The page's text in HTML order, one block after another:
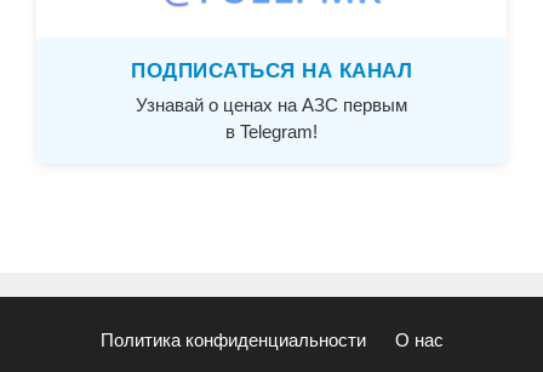
ПОДПИСАТЬСЯ НА КАНАЛ
Узнавай о ценах на АЗС первым
в Telegram!
Политика конфиденциальности О нас